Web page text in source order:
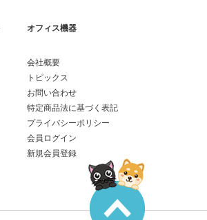
オフィス機器
会社概要
トピックス
お問い合わせ
特定商品法に基づく表記
プライバシーポリシー
会員ログイン
新規会員登録